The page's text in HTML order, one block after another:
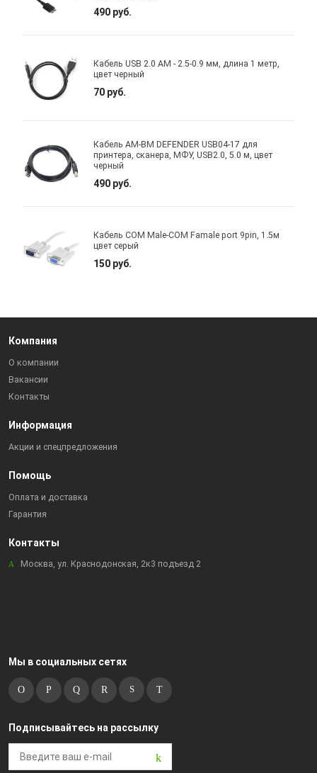
490 руб.
Кабель USB 2.0 AM - 2.5-0.9 мм, длина 1 метр,
цвет черный
70 руб.
Кабель AM-BM DEFENDER USB04-17 для
принтера, сканера, МФУ, USB2.0, 5.0 м, цвет
черный
490 руб.
Кабель COM Male-COM Famale port 9pin, 1.5м
цвет серый
150 руб.
Компания
О компании
Вакансии
Контакты
Информация
Акции и спецпредложения
Помощь
Оплата и доставка
Гарантия
Контакты
Москва, ул. Краснодонская, 2к3 подъезд 2
Мы в социальных сетях
Подписывайтесь на рассылку